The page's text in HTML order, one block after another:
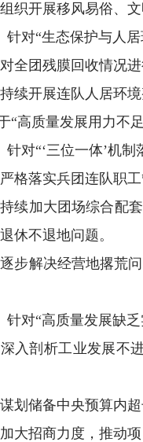
织开展移风易俗、
针对“生态保护与人
全团残膜回收情况
续开展连队人居环
“高质量发展用力不
针对“‘三位一体’机
格落实兵团连队职
续加大团场综合配
休不退地问题。
步解决经营地撂荒
针对“高质量发展缺
入剖析工业发展不
划储备中央预算内
大招商力度，推动